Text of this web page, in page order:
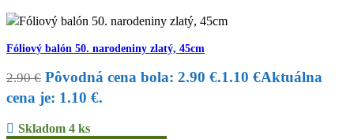
Fóliový balón 50. narodeniny zlatý, 45cm
2.90€ Pôvodná cena bola: 2.90 €.1.10 €Aktuálna
cena je: 1.10 €.
Skladom 4 ks